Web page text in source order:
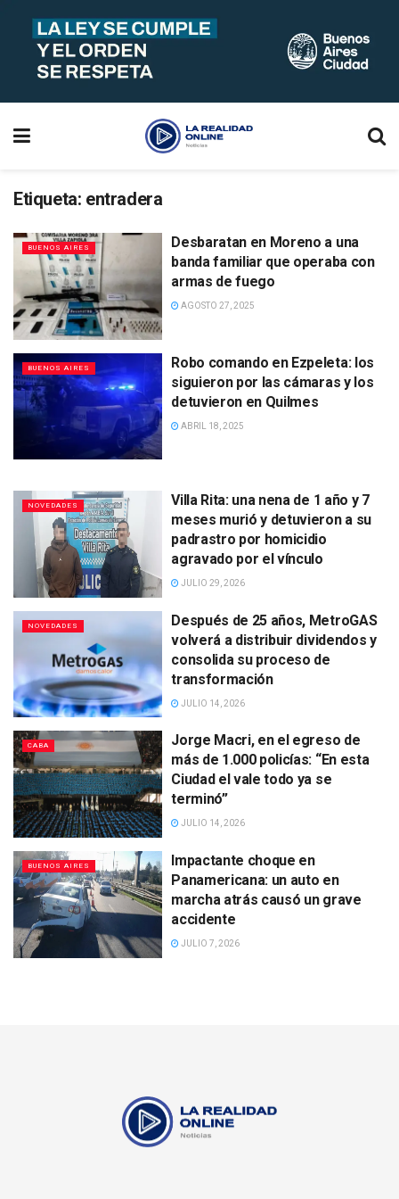
Etiqueta: entradera
BUENOS AIRES
Desbaratan en Moreno a una
banda familiar que operaba con
armas de fuego
AGOSTO 27, 2025
BUENOS AIRES
Robo comando en Ezpeleta: los
siguieron por las cámaras y los
detuvieron en Quilmes
ABRIL 18, 2025
NOVEDADES
Villa Rita: una nena de 1 año y 7
meses murió y detuvieron a su
padrastro por homicidio
agravado por el vínculo
JULIO 29, 2026
NOVEDADES
Después de 25 años, MetroGAS
volverá a distribuir dividendos y
consolida su proceso de
transformación
JULIO 14, 2026
CABA
Jorge Macri, en el egreso de
más de 1.000 policías: “En esta
Ciudad el vale todo ya se
terminó”
JULIO 14, 2026
BUENOS AIRES
Impactante choque en
Panamericana: un auto en
marcha atrás causó un grave
accidente
JULIO 7, 2026